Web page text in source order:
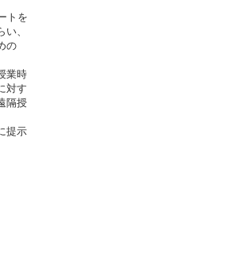
トを
、
の
業時
対す
隔授
提示